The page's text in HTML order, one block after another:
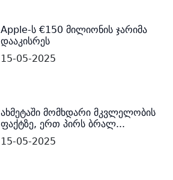
Apple-ს €150 მილიონის ჯარიმა
დააკისრეს
15-05-2025
ახმეტაში მომხდარი მკვლელობის
ფაქტზე, ერთ პირს ბრალ...
15-05-2025